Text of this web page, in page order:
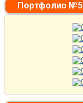
Портфолио №5